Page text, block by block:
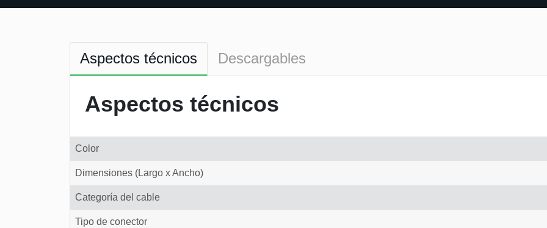
Aspectos técnicos Descargables
Aspectos técnicos
Color
Dimensiones (Largo x Ancho)
Categoría del cable
Tipo de conector